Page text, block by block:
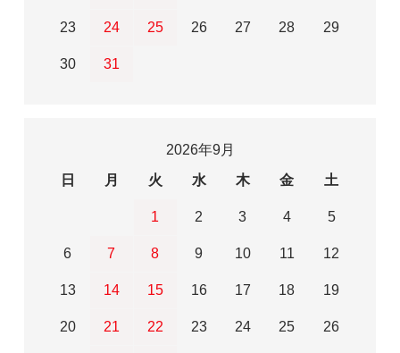
23 24 25 26 27 28 29
30 31
2026年9月
日
月 火 水 木 金 土
1 2 3 4 5
6 7 8 9 10 11 12
13 14 15 16 17 18 19
20 21 22 23 24 25 26